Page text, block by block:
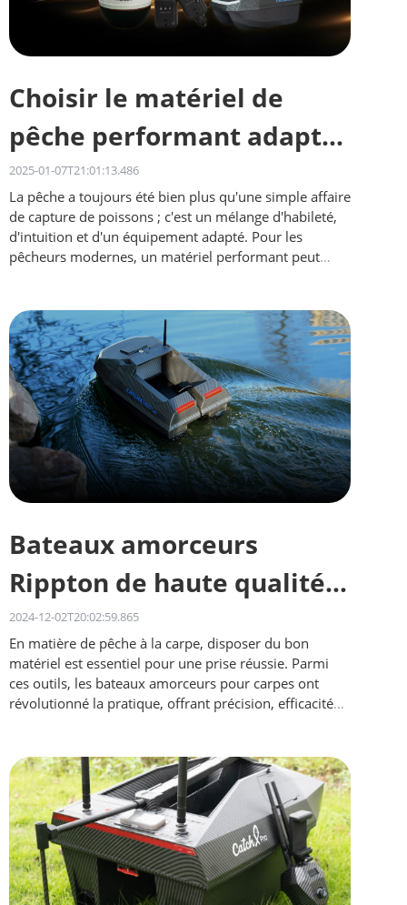
Choisir le matériel de
pêche performant adapté
aux différentes eaux
2025-01-07T21:01:13.486
La pêche a toujours été bien plus qu'une simple affaire
de capture de poissons ; c'est un mélange d'habileté,
d'intuition et d'un équipement adapté. Pour les
pêcheurs modernes, un matériel performant peut
Bateaux amorceurs
Rippton de haute qualité
pour la pêche à la carpe :
la qualité à petit prix
2024-12-02T20:02:59.865
En matière de pêche à la carpe, disposer du bon
matériel est essentiel pour une prise réussie. Parmi
ces outils, les bateaux amorceurs pour carpes ont
révolutionné la pratique, offrant précision, efficacité